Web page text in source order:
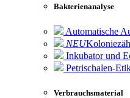
Bakterienanalyse
Automatische
NEU
Inkubator und
Petrischalen-
Verbrauchsmaterial